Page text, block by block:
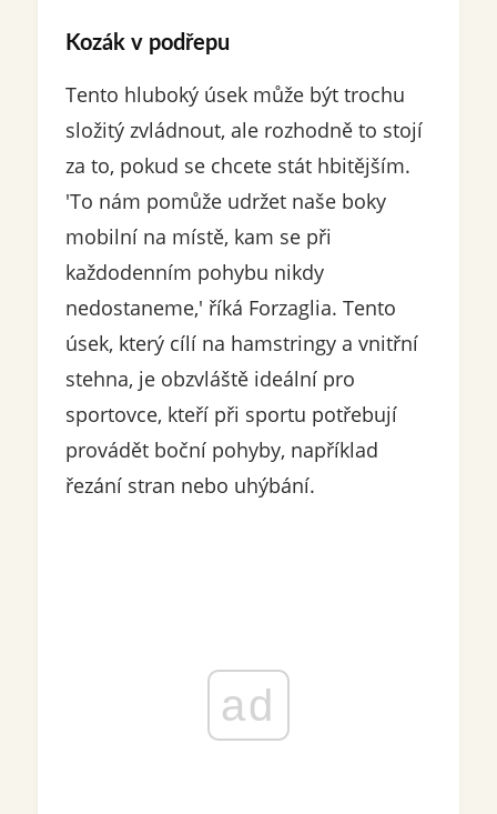
Kozák v podřepu
Tento hluboký úsek může být trochu
složitý zvládnout, ale rozhodně to stojí
za to, pokud se chcete stát hbitějším.
'To nám pomůže udržet naše boky
mobilní na místě, kam se při
každodenním pohybu nikdy
nedostaneme,' říká Forzaglia. Tento
úsek, který cílí na hamstringy a vnitřní
stehna, je obzvláště ideální pro
sportovce, kteří při sportu potřebují
provádět boční pohyby, například
řezání stran nebo uhýbání.
ad